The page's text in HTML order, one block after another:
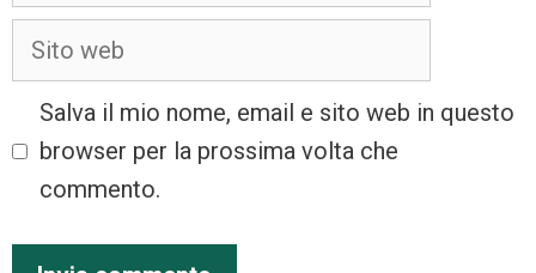
Salva il mio nome, email e sito web in questo
browser per la prossima volta che
commento.